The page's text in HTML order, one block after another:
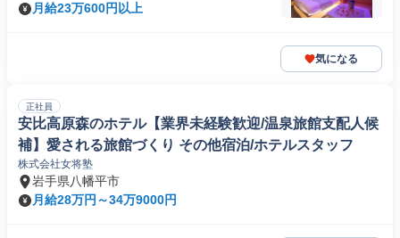
月給23万600円以上
気になる
正社員
安比高原森のホテル【業界未経験歓迎/温泉旅館支配人候
補】愛される旅館づくり その他宿泊/ホテルスタッフ
株式会社女将塾
岩手県八幡平市
月給28万円～34万9000円